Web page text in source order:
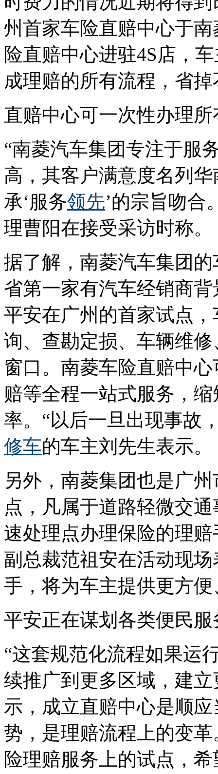
州首家车险直赔中心于南
险直赔中心进驻4S店，
成理赔的所有流程，省
直赔中心可一次性办理所
“南菱汽车集团专注于服
高，其客户满意度名列
承‘服务领先’的宗旨吻合
理曹阳在接受采访时称。
据了解，南菱汽车集团
省第一家有汽车经销商
平安在广州的首家试点
询、查勘定损、车辆维
窗口。南菱车险直赔中
赔等全程一站式服务，
率。“以后一旦出现事故
修车的车主刘先生表示。
另外，南菱集团也是广
点，凡属于道路轻微交
速处理点办理保险的理
副总裁范祖安在活动现
手，将为车主提供更方
平安正在谋划各类便民服
“这套规范化流程如果运
续推广到更多区域，建
示，成立直赔中心是顺
势，是理赔流程上的变
险理赔服务上的试点，